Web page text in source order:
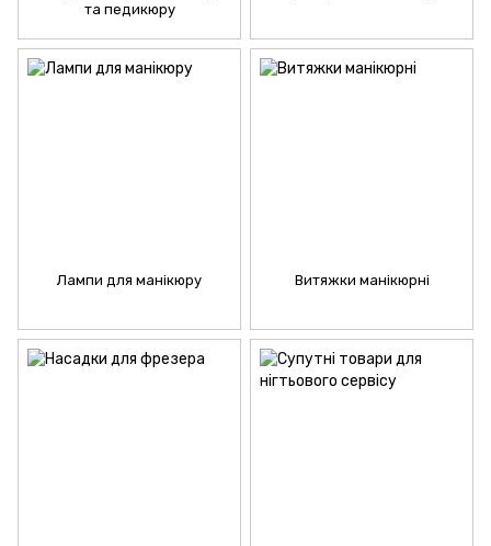
та педикюру
Лампи для манікюру Витяжки манікюрні